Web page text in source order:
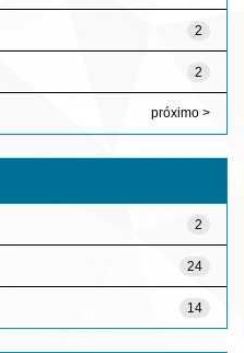
2
2
próximo >
2
24
14